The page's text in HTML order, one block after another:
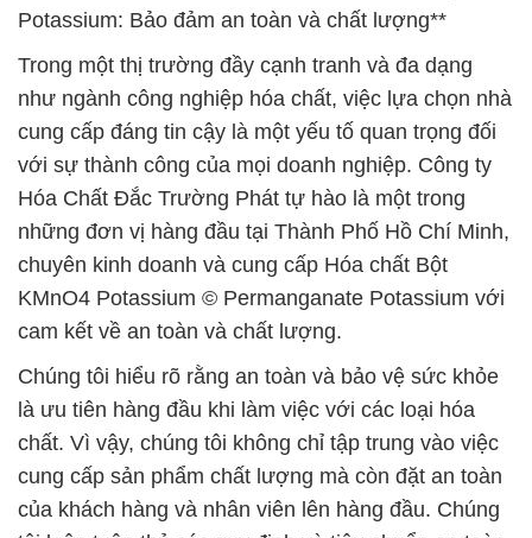
Potassium: Bảo đảm an toàn và chất lượng**
Trong một thị trường đầy cạnh tranh và đa dạng
như ngành công nghiệp hóa chất, việc lựa chọn nhà
cung cấp đáng tin cậy là một yếu tố quan trọng đối
với sự thành công của mọi doanh nghiệp. Công ty
Hóa Chất Đắc Trường Phát tự hào là một trong
những đơn vị hàng đầu tại Thành Phố Hồ Chí Minh,
chuyên kinh doanh và cung cấp Hóa chất Bột
KMnO4 Potassium © Permanganate Potassium với
cam kết về an toàn và chất lượng.
Chúng tôi hiểu rõ rằng an toàn và bảo vệ sức khỏe
là ưu tiên hàng đầu khi làm việc với các loại hóa
chất. Vì vậy, chúng tôi không chỉ tập trung vào việc
cung cấp sản phẩm chất lượng mà còn đặt an toàn
của khách hàng và nhân viên lên hàng đầu. Chúng